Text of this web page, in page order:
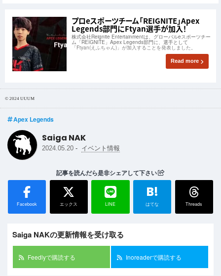
プロeスポーツチーム「REIGNITE」Apex
Legends部門にFtyan選手が加入！
株式会社Reignite Entertainmentは、グローバルeスポーツチー
ム「REIGNITE」Apex Legends部門に、選手として
「Ftyan(えふちゃん)」が加入することを発表しました。
Read more
© 2024 UUUM
Apex Legends
Saiga NAK
2024.05.20 - イベント情報
記事を読んだら是非シェアして下さい
Facebook エックス LINE
B!
はてな Threads
Saiga NAKの更新情報を受け取る
Feedlyで購読する Inoreaderで購読する